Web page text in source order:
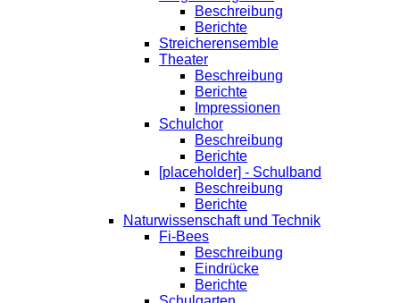
Beschreibung
Berichte
Streicherensemble
Theater
Beschreibung
Berichte
Impressionen
Schulchor
Beschreibung
Berichte
[placeholder] - Schulband
Beschreibung
Berichte
Naturwissenschaft und Technik
Fi-Bees
Beschreibung
Eindrücke
Berichte